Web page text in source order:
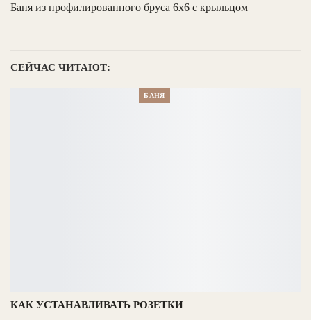
Баня из профилированного бруса 6х6 с крыльцом
СЕЙЧАС ЧИТАЮТ:
БАНЯ
КАК УСТАНАВЛИВАТЬ РОЗЕТКИ